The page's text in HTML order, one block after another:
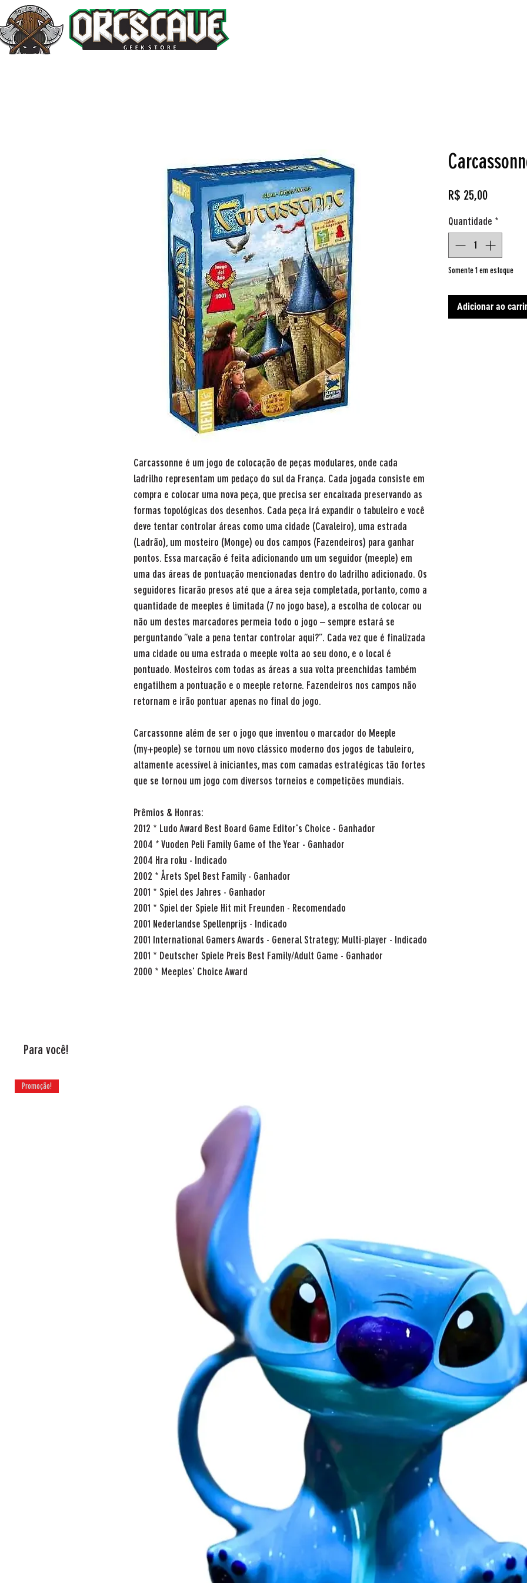
Carcassonne é um jogo de colocação de peças modulares, onde cada
ladrilho representam um pedaço do sul da França. Cada jogada consiste em
compra e colocar uma nova peça, que precisa ser encaixada preservando as
formas topológicas dos desenhos. Cada peça irá expandir o tabuleiro e você
deve tentar controlar áreas como uma cidade (Cavaleiro), uma estrada
(Ladrão), um mosteiro (Monge) ou dos campos (Fazendeiros) para ganhar
pontos. Essa marcação é feita adicionando um um seguidor (meeple) em
uma das áreas de pontuação mencionadas dentro do ladrilho adicionado. Os
seguidores ficarão presos até que a área seja completada, portanto, como a
quantidade de meeples é limitada (7 no jogo base), a escolha de colocar ou
não um destes marcadores permeia todo o jogo – sempre estará se
perguntando “vale a pena tentar controlar aqui?”. Cada vez que é finalizada
uma cidade ou uma estrada o meeple volta ao seu dono, e o local é
pontuado. Mosteiros com todas as áreas a sua volta preenchidas também
engatilhem a pontuação e o meeple retorne. Fazendeiros nos campos não
retornam e irão pontuar apenas no final do jogo.
Carcassonne além de ser o jogo que inventou o marcador do Meeple
(my+people) se tornou um novo clássico moderno dos jogos de tabuleiro,
altamente acessível à iniciantes, mas com camadas estratégicas tão fortes
que se tornou um jogo com diversos torneios e competições mundiais.
Prêmios & Honras:
2012 * Ludo Award Best Board Game Editor's Choice - Ganhador
2004 * Vuoden Peli Family Game of the Year - Ganhador
2004 Hra roku - Indicado
2002 * Årets Spel Best Family - Ganhador
2001 * Spiel des Jahres - Ganhador
2001 * Spiel der Spiele Hit mit Freunden - Recomendado
2001 Nederlandse Spellenprijs - Indicado
2001 International Gamers Awards - General Strategy; Multi-player - Indicado
2001 * Deutscher Spiele Preis Best Family/Adult Game - Ganhador
2000 * Meeples' Choice Award
R$ 25,00Preço
Quantidade *
Somente 1 em estoque
Adicionar ao
Para você!
Promoção!